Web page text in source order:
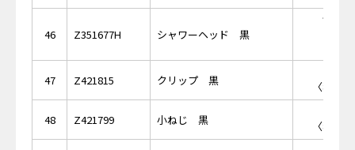
46 Z351677H シャワーヘッド 黒
￥
47 Z421815 クリップ 黒
〈税抜
48 Z421799 小ねじ 黒
〈税抜